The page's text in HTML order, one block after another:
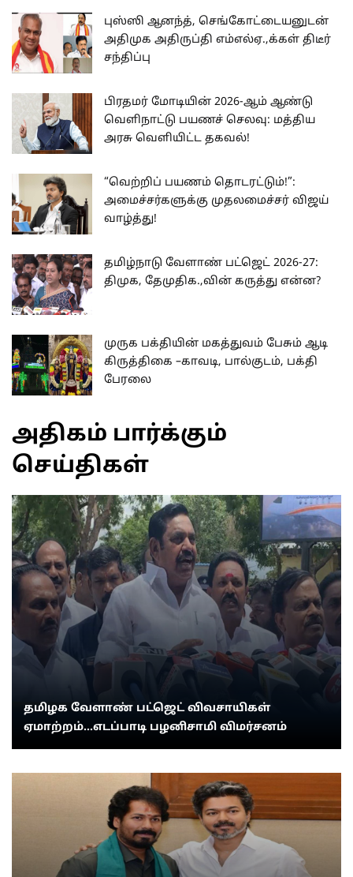
புஸ்ஸி ஆனந்த், செங்கோட்டையனுடன்
அதிமுக அதிருப்தி எம்எல்ஏ.,க்கள் திடீர்
சந்திப்பு
பிரதமர் மோடியின் 2026-ஆம் ஆண்டு
வெளிநாட்டு பயணச் செலவு: மத்திய
அரசு வெளியிட்ட தகவல்!
“வெற்றிப் பயணம் தொடரட்டும்!”:
அமைச்சர்களுக்கு முதலமைச்சர் விஜய்
வாழ்த்து!
தமிழ்நாடு வேளாண் பட்ஜெட் 2026-27:
திமுக, தேமுதிக.,வின் கருத்து என்ன?
முருக பக்தியின் மகத்துவம் பேசும் ஆடி
கிருத்திகை –காவடி, பால்குடம், பக்தி
பேரலை
அதிகம் பார்க்கும்
செய்திகள்
தமிழக வேளாண் பட்ஜெட் விவசாயிகள்
ஏமாற்றம்...எடப்பாடி பழனிசாமி விமர்சனம்